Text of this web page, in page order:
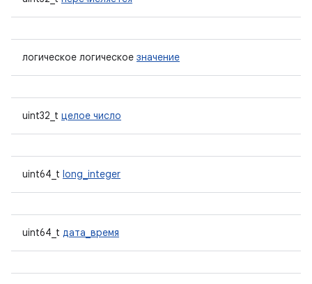
логическое логическое значение
uint32_t целое число
uint64_t long_integer
uint64_t дата_время